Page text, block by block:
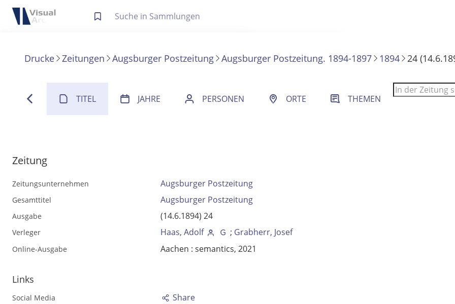
Die letzte Trefferliste besteht aus Ihrer letzten Suche, samt Filter- und Sucheinstellungen.
Drucke Zeitungen Augsburger Postzeitung Augsburger Postzeitung. 1894-1897 1894 24
TITEL JAHRE PERSONEN ORTE THEMEN
Zeitung
Zeitungsunternehmen Augsburger Postzeitung
Gesamttitel Augsburger Postzeitung
Ausgabe (14.6.1894) 24
Verleger Haas, Adolf ; Grabherr, Josef
Online-Ausgabe Aachen : semantics, 2021
Links
Social Media Share